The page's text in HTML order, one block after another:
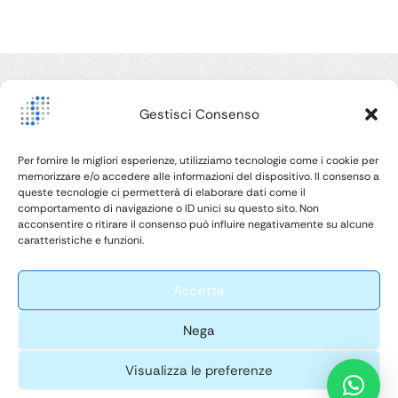
Gestisci Consenso
Per fornire le migliori esperienze, utilizziamo tecnologie come i cookie per
memorizzare e/o accedere alle informazioni del dispositivo. Il consenso a
queste tecnologie ci permetterà di elaborare dati come il
comportamento di navigazione o ID unici su questo sito. Non
acconsentire o ritirare il consenso può influire negativamente su alcune
caratteristiche e funzioni.
Accetta
Nega
Visualizza le preferenze
Siamo consapevoli di quanto la salute orale dei vostri
clienti sia strettamente legata alla loro salute generale,
alla fiducia che ripongono in voi e alla vostra
professionalità, e siamo orgogliosi di coltivare un
ambiente sicuro in cui possiate sempre sentirvi a vostro
agio nel curarli nel miglior modo possibile.
er
di Ludovico Izzo